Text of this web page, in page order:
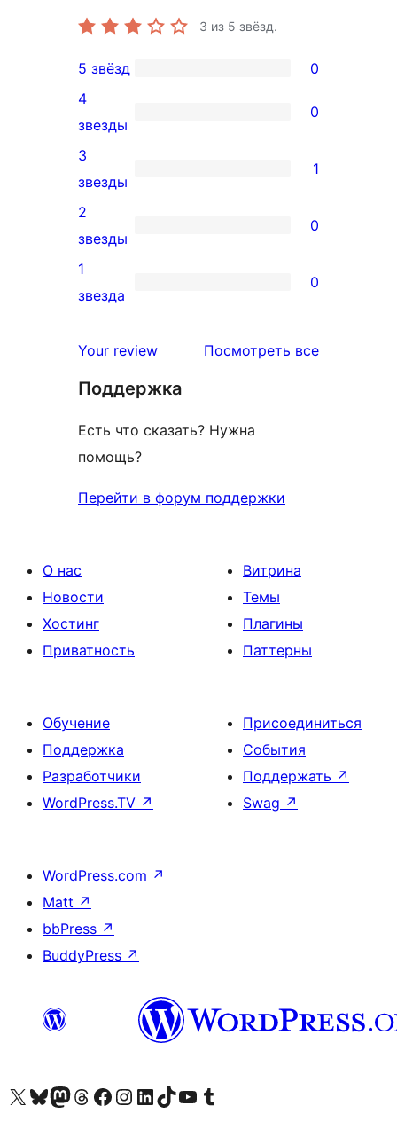
3 из 5 звёзд.
0
5-
звездный
отзыв
5 звёзд 0
0
4-
звездный
отзыв
4
звезды
0
1
3-
звездный
отзыв
3
звезды
1
0
2-
звездный
2
звезды
0
0
звездный
1
звезда
0
Your review Посмотреть всеотзывы
Поддержка
Есть что сказать? Нужна
помощь?
Перейти в форум поддержки
О нас
Новости
Хостинг
Приватность
Витрина
Темы
Плагины
Паттерны
Обучение
Поддержка
Разработчики
WordPress.TV ↗
Присоединиться
События
Поддержать ↗
Swag ↗
WordPress.com ↗
Matt ↗
bbPress ↗
BuddyPress ↗
Посетите нас в X (ранее Twitter)
Посетите нашу учётную запись в Bluesky
Посетите нашу ленту в Mastodon
Посетите нашу учётную запись в Threads
Посетите нашу страницу на Facebook
Посетите наш Instagram
Посетите нашу страницу в LinkedIn
Посетите нашу учётную запись в TikTok
Посетите наш канал YouTube
Посетите нашу учётную запись в Tumblr